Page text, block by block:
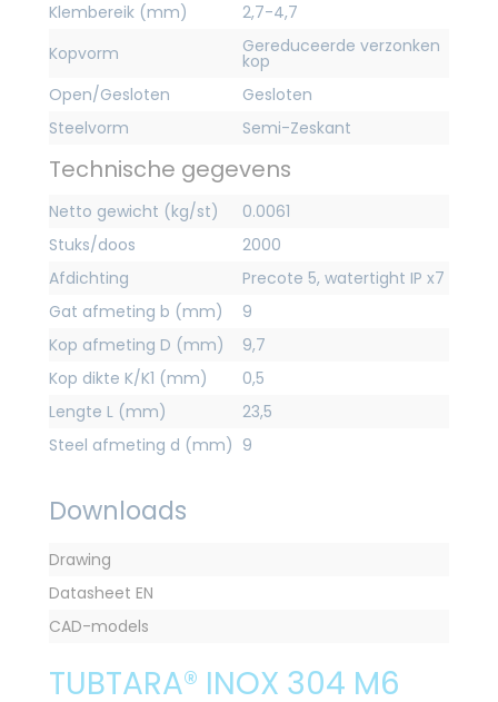
Klembereik (mm)
2,7-4,7
Kopvorm
Gereduceerde verzonken
kop
Open/Gesloten
Gesloten
Steelvorm
Semi-Zeskant
Technische gegevens
Netto gewicht (kg/st)
0.0061
Stuks/doos
2000
Afdichting
Precote 5, watertight IP x7
Gat afmeting b (mm)
9
Kop afmeting D (mm)
9,7
Kop dikte K/K1 (mm)
0,5
Lengte L (mm)
23,5
Steel afmeting d (mm) 9
Downloads
Drawing
Datasheet EN
CAD-models
TUBTARA® INOX 304 M6